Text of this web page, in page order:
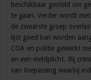
beschikbaar gesteld om
te gaan. Verder wordt
de zwaarste groep
lijst goed kan worden
COA en politie gewerkt
en een meldplicht. Bij
van toepassing waarbij